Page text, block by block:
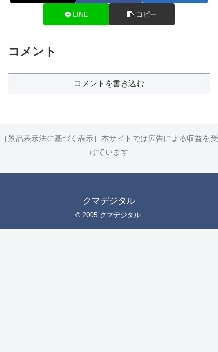
LINE コピー
コメント
コメントを書き込む
［景品表示法に基づく表示］本サイトでは広告による収益を受
けています
クマデジタル
© 2005 クマデジタル.